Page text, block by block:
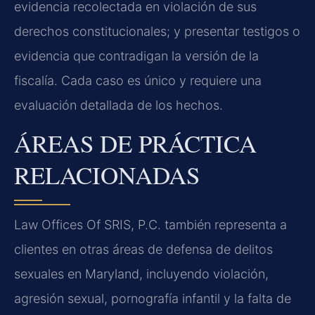
evidencia recolectada en violación de sus
derechos constitucionales; y presentar testigos o
evidencia que contradigan la versión de la
fiscalía. Cada caso es único y requiere una
evaluación detallada de los hechos.
ÁREAS DE PRÁCTICA
RELACIONADAS
Law Offices Of SRIS, P.C. también representa a
clientes en otras áreas de defensa de delitos
sexuales en Maryland, incluyendo violación,
agresión sexual, pornografía infantil y la falta de